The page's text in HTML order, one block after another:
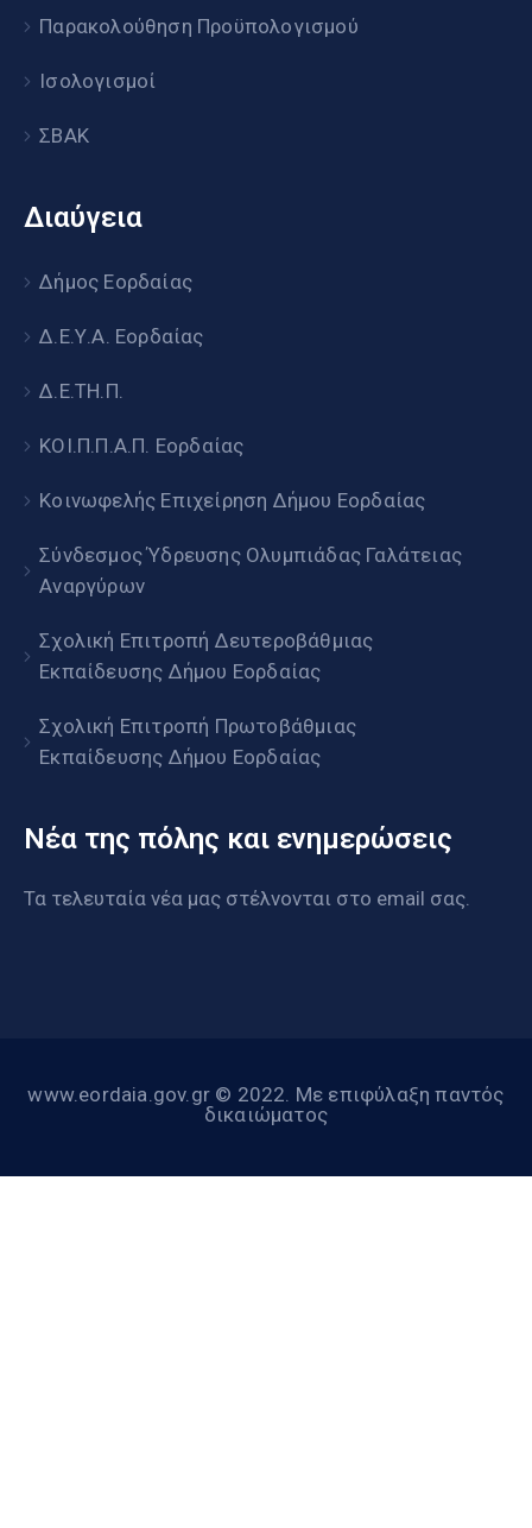
Παρακολούθηση Προϋπολογισμού
Ισολογισμοί
ΣΒΑΚ
Διαύγεια
Δήμος Εορδαίας
Δ.Ε.Υ.Α. Εορδαίας
Δ.Ε.ΤΗ.Π.
ΚΟΙ.Π.Π.Α.Π. Εορδαίας
Κοινωφελής Επιχείρηση Δήμου Εορδαίας
Σύνδεσμος Ύδρευσης Ολυμπιάδας Γαλάτειας
Αναργύρων
Σχολική Επιτροπή Δευτεροβάθμιας
Εκπαίδευσης Δήμου Εορδαίας
Σχολική Επιτροπή Πρωτοβάθμιας
Εκπαίδευσης Δήμου Εορδαίας
Νέα της πόλης και ενημερώσεις
Τα τελευταία νέα μας στέλνονται στο email σας.
www.eordaia.gov.gr © 2022. Με επιφύλαξη παντός
δικαιώματος